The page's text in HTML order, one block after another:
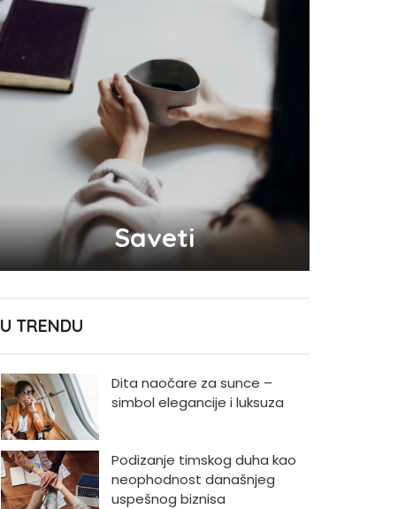
Saveti
U TRENDU
Dita naočare za sunce –
simbol elegancije i luksuza
Podizanje timskog duha kao
neophodnost današnjeg
uspešnog biznisa